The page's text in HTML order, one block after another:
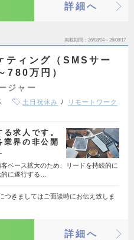
詳細へ
掲載期間 26/08/04～26/08/17
ティング（SMSサー
780万円）
ジャー
土日祝休み
リモートワーク
求人です。
界の非公開
ベース拡大のため、リードを持続的に
に遂行する…
つきましてはご面談時にお伝え致しま
詳細へ